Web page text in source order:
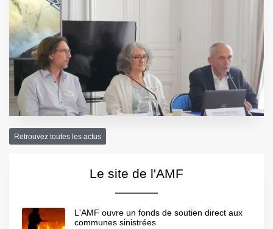
Retrouvez toutes les actus
Le site de l'AMF
L'AMF ouvre un fonds de soutien direct aux
communes sinistrées